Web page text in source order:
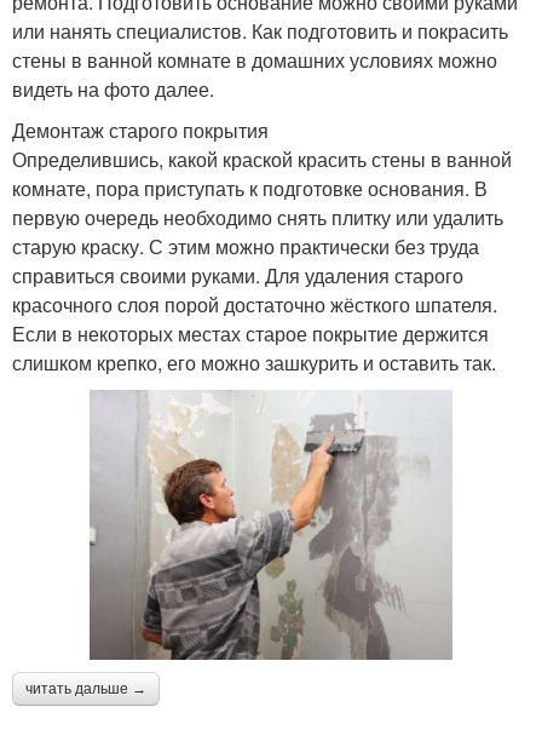
или нанять специалистов. Как подготовить и покрасить
стены в ванной комнате в домашних условиях можно
видеть на фото далее.
Демонтаж старого покрытия
Определившись, какой краской красить стены в ванной
комнате, пора приступать к подготовке основания. В
первую очередь необходимо снять плитку или удалить
старую краску. С этим можно практически без труда
справиться своими руками. Для удаления старого
красочного слоя порой достаточно жёсткого шпателя.
Если в некоторых местах старое покрытие держится
слишком крепко, его можно зашкурить и оставить так.
читать дальше →